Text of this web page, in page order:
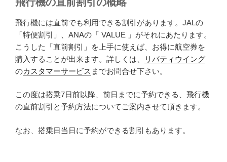
飛行機には直前でも利用できる割引があります。JALの
「特便割引」、ANAの「 VALUE 」がそれにあたります。
こうした「直前割引」を上手に使えば、お得に航空券を
購入することが出来ます。詳しくは、
リバティウイング
のカスタマーサービス までお問合せ下さい。
この度は搭乗7日前以降、前日までに予約できる、飛行機
の直前割引と予約方法についてご案内させて頂きます。
なお、搭乗日当日に予約ができる割引もあります。